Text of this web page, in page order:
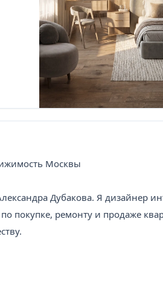
Москвы
Дубакова. Я дизайнер
покупке, ремонту и продаже